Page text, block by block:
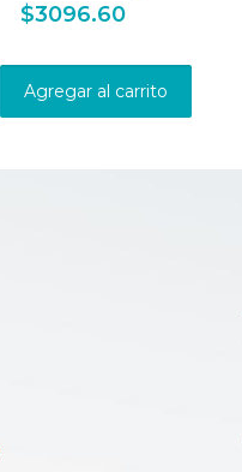
$3096.60
Agregar al carrito